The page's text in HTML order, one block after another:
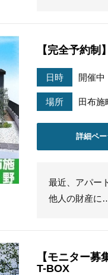
【完全予約制
日時 開催中
場所 田布施
詳細ペ
最近、アパー
他人の財産に
【モニター
T-BOX